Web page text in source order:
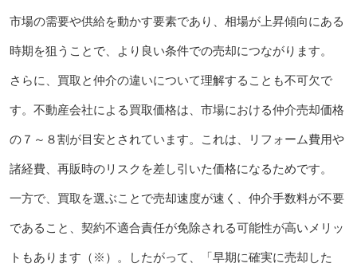
市場の需要や供給を動かす要素であり、相場が上昇傾向にある
時期を狙うことで、より良い条件での売却につながります。
さらに、買取と仲介の違いについて理解することも不可欠で
す。不動産会社による買取価格は、市場における仲介売却価格
の７～８割が目安とされています。これは、リフォーム費用や
諸経費、再販時のリスクを差し引いた価格になるためです。
一方で、買取を選ぶことで売却速度が速く、仲介手数料が不要
であること、契約不適合責任が免除される可能性が高いメリッ
トもあります（※）。したがって、「早期に確実に売却した